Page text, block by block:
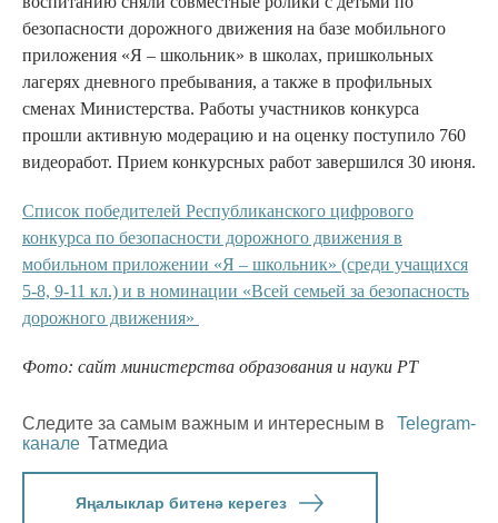
безопасности дорожного движения на базе мобильного
приложения «Я – школьник» в школах, пришкольных
лагерях дневного пребывания, а также в профильных
сменах Министерства. Работы участников конкурса
прошли активную модерацию и на оценку поступило 760
видеоработ. Прием конкурсных работ завершился 30 июня.
Список победителей Республиканского цифрового
конкурса по безопасности дорожного движения в
мобильном приложении «Я – школьник» (среди учащихся
5-8, 9-11 кл.) и в номинации «Всей семьей за безопасность
дорожного движения»
Фото: сайт министерства образования и науки РТ
Следите за самым важным и интересным в
Telegram-
канале Татмедиа
Яңалыклар битенә керегез